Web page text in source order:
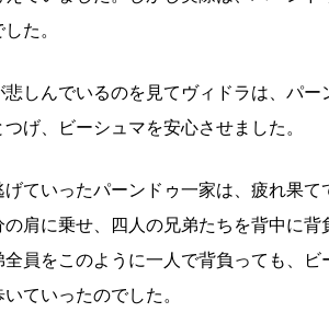
た。
しんでいるのを見てヴィドラは、パー
げ、ビーシュマを安心させました。
ていったパーンドゥ一家は、疲れ果て
肩に乗せ、四人の兄弟たちを背中に
員をこのように一人で背負っても、
ていったのでした。